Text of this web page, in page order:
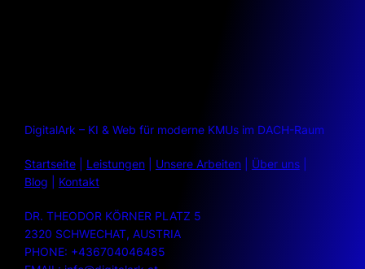
DigitalArk – KI & Web für moderne KMUs im DACH-Raum
Startseite| Leistungen| Unsere Arbeiten| Über uns|
Blog
Kontakt
DR. THEODOR KÖRNER PLATZ 5
2320 SCHWECHAT, AUSTRIA
PHONE: +436704046485